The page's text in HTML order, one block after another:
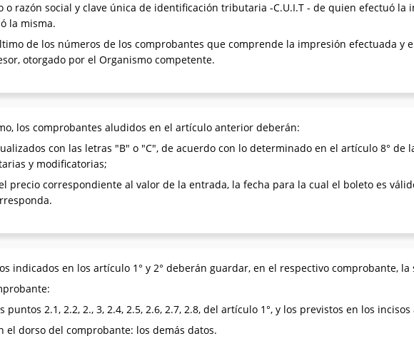
o razón social y clave única de identificación tributaria -C.U.I.T - de quien efectuó la
la misma.
de los números de los comprobantes que comprende la impresión efectuada y
otorgado por el Organismo competente.
los comprobantes aludidos en el artículo anterior deberán:
con las letras "B" o "C", de acuerdo con lo determinado en el artículo 8° de
y modificatorias;
precio correspondiente al valor de la entrada, la fecha para la cual el boleto es
indicados en los artículo 1° y 2° deberán guardar, en el respectivo comprobante,
puntos 2.1, 2.2, 2., 3, 2.4, 2.5, 2.6, 2.7, 2.8, del artículo 1°, y los previstos en los incisos
el dorso del comprobante: los demás datos.